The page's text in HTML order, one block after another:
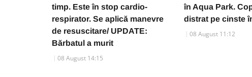
timp. Este în stop cardio-
respirator. Se aplică manevre
de resuscitare/ UPDATE:
Bărbatul a murit
08 August 14:15
în Aqua Park.
distrat pe cinste
08 August 11:12